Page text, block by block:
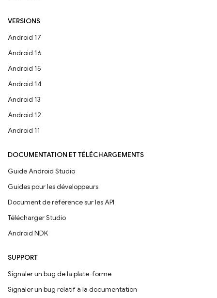
VERSIONS
Android 17
Android 16
Android 15
Android 14
Android 13
Android 12
Android 11
DOCUMENTATION ET TÉLÉCHARGEMENTS
Guide Android Studio
Guides pour les développeurs
Document de référence sur les API
Télécharger Studio
Android NDK
SUPPORT
Signaler un bug de la plate-forme
Signaler un bug relatif à la documentation